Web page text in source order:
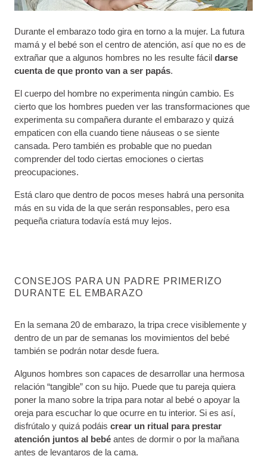
Durante el embarazo todo gira en torno a la mujer. La futura
mamá y el bebé son el centro de atención, así que no es de
extrañar que a algunos hombres no les resulte fácil darse
cuenta de que pronto van a ser papás.
El cuerpo del hombre no experimenta ningún cambio. Es
cierto que los hombres pueden ver las transformaciones que
experimenta su compañera durante el embarazo y quizá
empaticen con ella cuando tiene náuseas o se siente
cansada. Pero también es probable que no puedan
comprender del todo ciertas emociones o ciertas
preocupaciones.
Está claro que dentro de pocos meses habrá una personita
más en su vida de la que serán responsables, pero esa
pequeña criatura todavía está muy lejos.
CONSEJOS PARA UN PADRE PRIMERIZO
DURANTE EL EMBARAZO
En la semana 20 de embarazo, la tripa crece visiblemente y
dentro de un par de semanas los movimientos del bebé
también se podrán notar desde fuera.
Algunos hombres son capaces de desarrollar una hermosa
relación “tangible” con su hijo. Puede que tu pareja quiera
poner la mano sobre la tripa para notar al bebé o apoyar la
oreja para escuchar lo que ocurre en tu interior. Si es así,
disfrútalo y quizá podáis crear un ritual para prestar
atención juntos al bebé antes de dormir o por la mañana
antes de levantaros de la cama.